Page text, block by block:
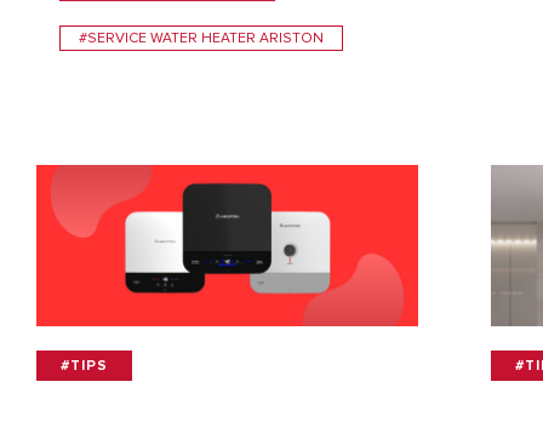
#SERVICE WATER HEATER ARISTON
#TIPS